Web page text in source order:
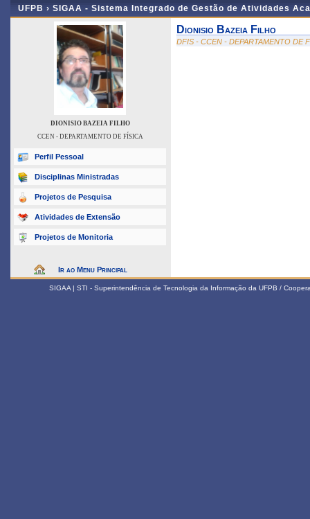
UFPB › SIGAA - Sistema Integrado de Gestão de Atividades
DIONISIO BAZEIA FILHO
CCEN - DEPARTAMENTO DE FÍSICA
Perfil Pessoal
Disciplinas Ministradas
Projetos de Pesquisa
Atividades de Extensão
Projetos de Monitoria
Ir ao Menu Principal
Dionisio Bazeia Filho
DFIS - CCEN - DEPARTAMENTO DE
SIGAA | STI - Superintendência de Tecnologia da Informação da UFPB /